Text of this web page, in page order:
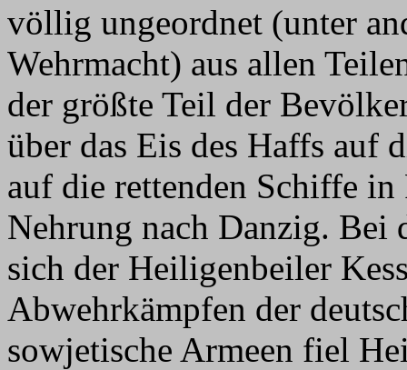
völlig ungeordnet (unter
Wehrmacht) aus allen
der größte Teil der
über das Eis des Haffs auf
auf die rettenden Schiffe
Nehrung nach Danzig. Bei
sich der Heiligenbeiler
Abwehrkämpfen der
sowjetische Armeen fiel